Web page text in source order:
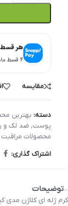
هر
۴ قسط ماهانه. بدون سود، چک و ضامن.
مقایسه
دسته: بهترین
پوست, ضد لک و
محصولات
اشتراک گذاری:
توضیحات
کرم ژله ای کلاژن مدی